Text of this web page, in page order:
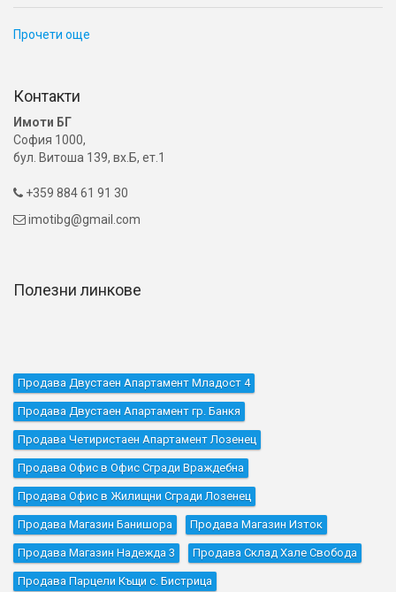
Прочети още
Контакти
Имоти БГ
София 1000,
бул. Витоша 139, вх.Б, ет.1
 +359 884 61 91 30
 imotibg@gmail.com
Полезни линкове
Продава Двустаен Апартамент Младост 4
Продава Двустаен Апартамент гр. Банкя
Продава Четиристаен Апартамент Лозенец
Продава Офис в Офис Сгради Враждебна
Продава Офис в Жилищни Сгради Лозенец
Продава Магазин Банишора Продава Магазин Изток
Продава Магазин Надежда 3 Продава Склад Хале Свобода
Продава Парцели Къщи с. Бистрица